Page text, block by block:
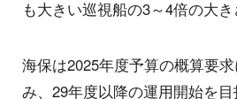
も大きい巡視船の3～4倍の大き
海保は2025年度予算の概算要
み、29年度以降の運用開始を